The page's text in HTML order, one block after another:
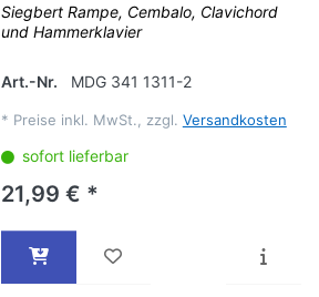
Siegbert Rampe, Cembalo, Clavichord
und Hammerklavier
Art.-Nr. MDG 341 1311-2
* Preise inkl. MwSt., zzgl. Versandkosten
sofort lieferbar
21,99 € *